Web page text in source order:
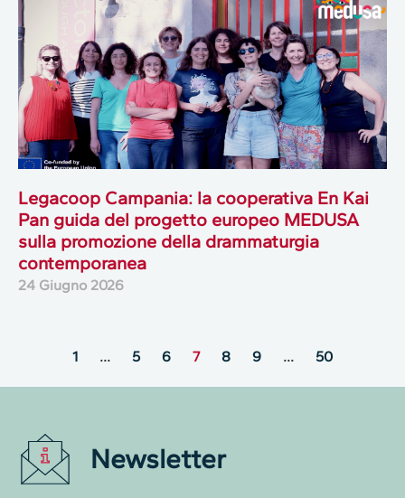
Legacoop Campania: la cooperativa En Kai
Pan guida del progetto europeo MEDUSA
sulla promozione della drammaturgia
contemporanea
24 Giugno 2026
1 … 5 6 7 8 9 … 50
Newsletter